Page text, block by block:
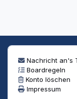
Nachricht an's
Boardregeln
Konto löschen
Impressum